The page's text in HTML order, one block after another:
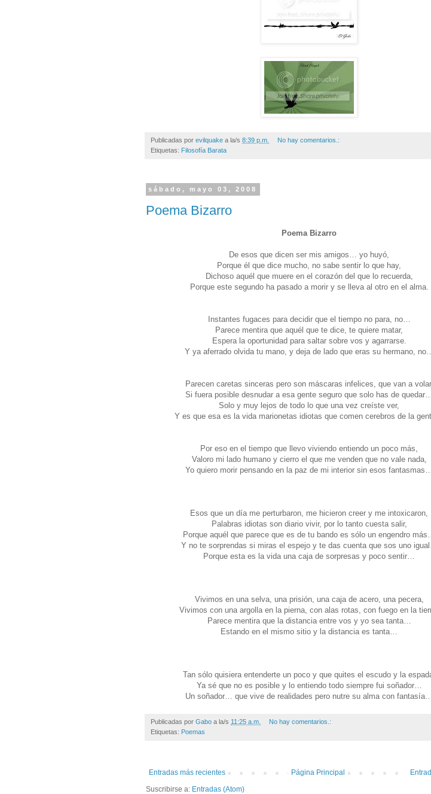
Publicadas por evilquake a la/s 8:39 p.m.
No hay comentarios.:
Etiquetas: Filosofía Barata
sábado, mayo 03, 2008
Poema Bizarro
Poema Bizarro
De esos que dicen ser mis amigos… yo huyó,
Porque él que dice mucho, no sabe sentir lo que hay,
Dichoso aquél que muere en el corazón del que lo recuerda,
Porque este segundo ha pasado a morir y se lleva al otro en el alma.
Instantes fugaces para decidir que el tiempo no para, no…
Parece mentira que aquél que te dice, te quiere matar,
Espera la oportunidad para saltar sobre vos y agarrarse.
Y ya aferrado olvida tu mano, y deja de lado que eras su hermano,
Parecen caretas sinceras pero son máscaras infelices, que van a
Si fuera posible desnudar a esa gente seguro que solo has de
Solo y muy lejos de todo lo que una vez creíste ver,
Y es que esa es la vida marionetas idiotas que comen cerebros de la
Por eso en el tiempo que llevo viviendo entiendo un poco más,
Valoro mi lado humano y cierro el que me venden que no vale nada,
Yo quiero morir pensando en la paz de mi interior sin esos
Esos que un día me perturbaron, me hicieron creer y me intoxicaron,
Palabras idiotas son diario vivir, por lo tanto cuesta salir,
Porque aquél que parece que es de tu bando es sólo un engendro
Y no te sorprendas si miras el espejo y te das cuenta que sos uno
Porque esta es la vida una caja de sorpresas y poco sentir…
Vivimos en una selva, una prisión, una caja de acero, una pecera,
Vivimos con una argolla en la pierna, con alas rotas, con fuego en la
Parece mentira que la distancia entre vos y yo sea tanta…
Estando en el mismo sitio y la distancia es tanta…
Tan sólo quisiera entenderte un poco y que quites el escudo y la
Ya sé que no es posible y lo entiendo todo siempre fui soñador…
Un soñador… que vive de realidades pero nutre su alma con
Publicadas por Gabo a la/s 11:25 a.m.
No hay comentarios.:
Etiquetas: Poemas
Entradas más recientes
Página Principal
Suscribirse a: Entradas (Atom)